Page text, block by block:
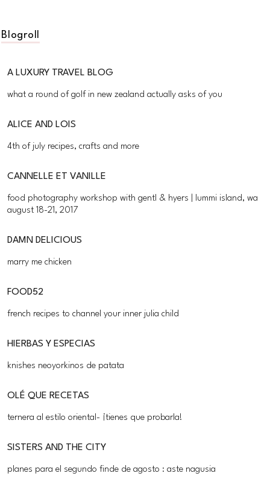
Blogroll
A LUXURY TRAVEL BLOG
what a round of golf in new zealand actually asks of you
ALICE AND LOIS
4th of july recipes, crafts and more
CANNELLE ET VANILLE
food photography workshop with gentl & hyers | lummi island, wa
august 18-21, 2017
DAMN DELICIOUS
marry me chicken
FOOD52
french recipes to channel your inner julia child
HIERBAS Y ESPECIAS
knishes neoyorkinos de patata
OLÉ QUE RECETAS
ternera al estilo oriental- ¡tienes que probarla!
SISTERS AND THE CITY
planes para el segundo finde de agosto : aste nagusia